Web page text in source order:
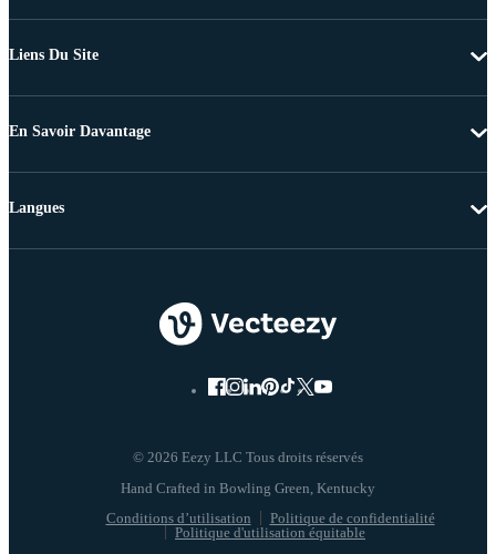
Liens Du Site
En Savoir Davantage
© 2026 Eezy LLC Tous droits réservés
Conditions d’utilisation
Politique de confidentialité
Politique d'utilisation équitable
Langues